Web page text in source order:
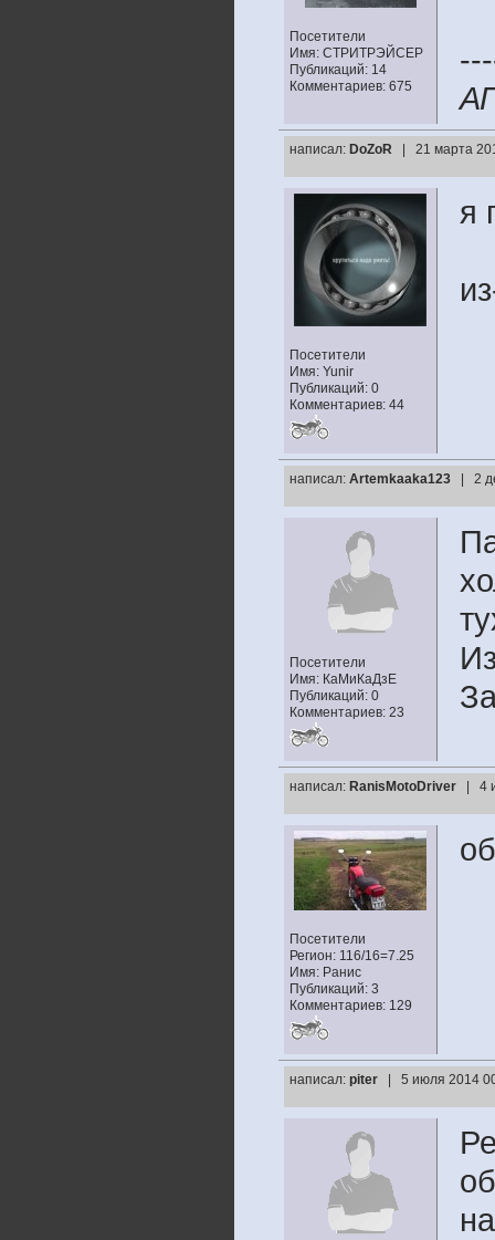
Посетители
Имя: СТРИТРЭЙСЕР
Публикаций: 14
Комментариев: 675
написал: DoZoR | 21 марта
Посетители
Имя: Yunir
Публикаций: 0
Комментариев: 44
я
написал: Artemkaaka123 | 2
Посетители
Имя: КаМиКаДзЕ
Публикаций: 0
Комментариев: 23
написал: RanisMotoDriver | 4
Посетители
Регион: 116/16=7.25
Имя: Ранис
Публикаций: 3
Комментариев: 129
написал: piter | 5 июля 2014